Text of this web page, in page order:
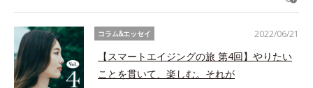
2022/06/21
コラム&エッセイ
【スマートエイジングの旅 第4回】やりたい
ことを貫いて、楽しむ。それが